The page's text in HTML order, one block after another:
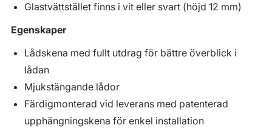
Glastvättstället finns i vit eller svart (höjd 12 mm)
Egenskaper
Lådskena med fullt utdrag för bättre överblick i
lådan
Mjukstängande lådor
Färdigmonterad vid leverans med patenterad
upphängningskena för enkel installation